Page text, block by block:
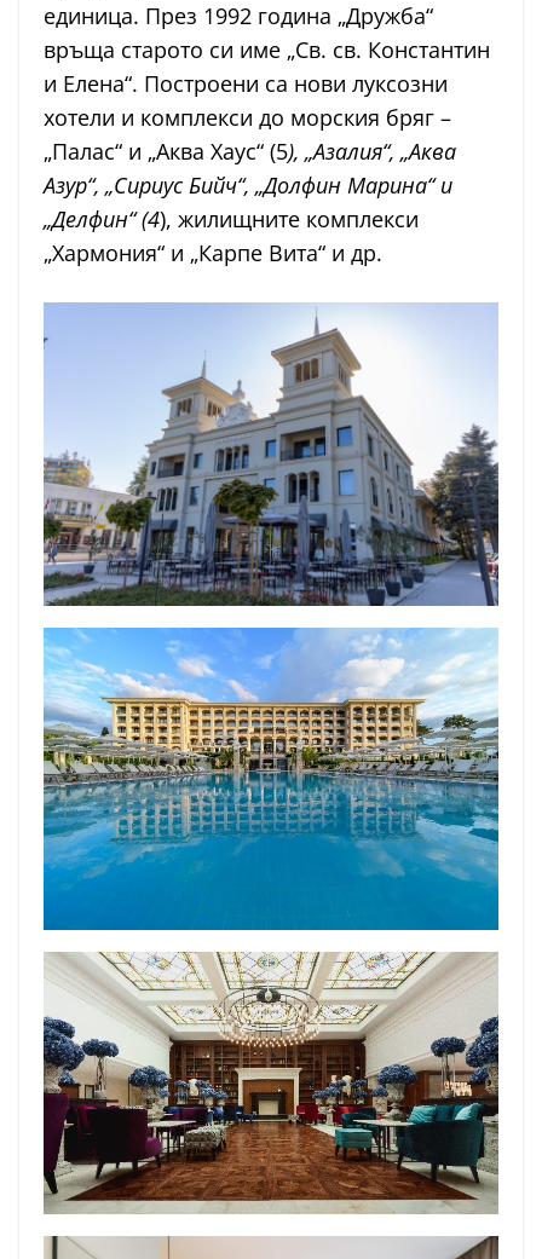
единица. През 1992 година „Дружба“
връща старото си име „Св. св. Константин
и Елена“. Построени са нови луксозни
хотели и комплекси до морския бряг –
„Палас“ и „Аква Хаус“ (5), „Азалия“, „Аква
Азур“, „Сириус Бийч“, „Долфин Марина“ и
„Делфин“ (4), жилищните комплекси
„Хармония“ и „Карпе Вита“ и др.